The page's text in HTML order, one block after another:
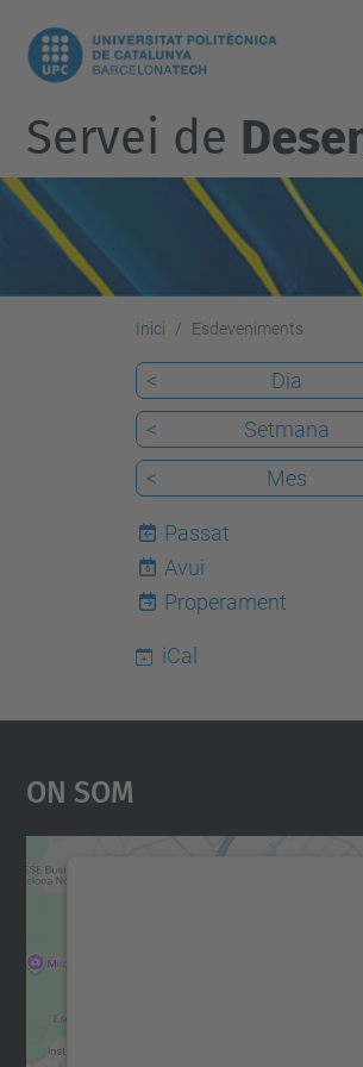
Servei de
Inici Esdeveniments
< Dia
<
Setmana
<
Mes
Passat
6
Avui
Properament
iCal
On Som